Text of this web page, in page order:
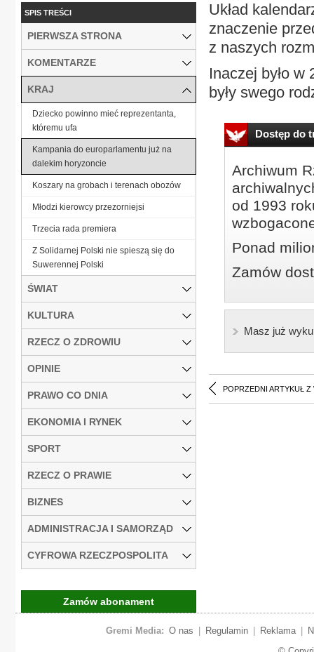
Układ
znaczenie
z naszych
Inaczej było
były swego
Dostęp do
Archiwum
od 1993
Ponad
Zamów
Masz już
POPRZEDNI ARTYKUŁ Z
SPIS TREŚCI
PIERWSZA STRONA
KOMENTARZE
KRAJ
Dziecko powinno mieć reprezentanta,
któremu ufa
Kampania do europarlamentu już na
dalekim horyzoncie
Koszary na grobach i terenach obozów
Młodzi kierowcy przezorniejsi
Trzecia rada premiera
Z Solidarnej Polski nie spieszą się do
Suwerennej Polski
ŚWIAT
KULTURA
RZECZ O ZDROWIU
OPINIE
PRAWO CO DNIA
EKONOMIA I RYNEK
SPORT
RZECZ O PRAWIE
BIZNES
ADMINISTRACJA I SAMORZĄD
CYFROWA RZECZPOSPOLITA
Zamów abonament
Gremi Media: O nas Regulamin Reklama